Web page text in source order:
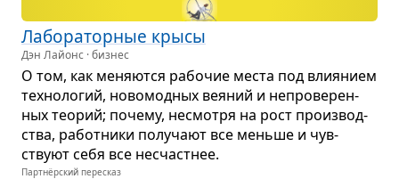
Лабо­ра­тор­ные крысы
Дэн Лайонс · бизнес
О том, как меня­ются рабо­чие места под вли­я­нием
тех­но­ло­гий, ново­мод­ных вея­ний и непро­ве­рен­
ных тео­рий; почему, несмотря на рост про­из­вод­
ства, работ­ники полу­чают все меньше и чув­
ствуют себя все несчаст­нее.
Партнёрский пересказ